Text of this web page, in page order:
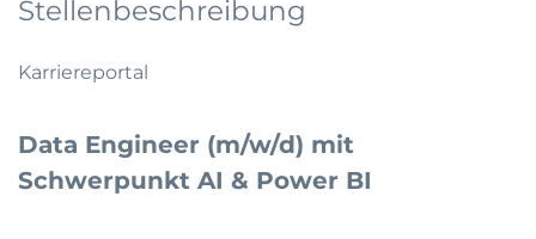
Stellenbeschreibung
Karriereportal
Data Engineer (m/w/d) mit
Schwerpunkt AI & Power BI